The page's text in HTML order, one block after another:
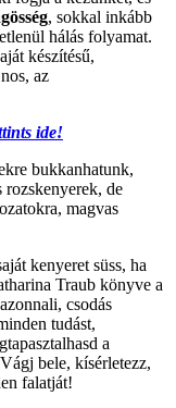
, sokkal inkább
hálás folyamat.
készítésű,
az
ide!
bukkanhatunk,
de
magvas
kenyeret süss, ha
Traub könyve a
csodás
tudást,
a
bele, kísérletezz,
falatját!